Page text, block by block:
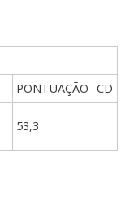
PONTUAÇÃO CD
53,3